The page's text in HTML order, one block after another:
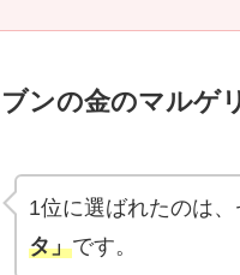
ンの金のマルゲ
1位に選ばれたのは
タ」です。